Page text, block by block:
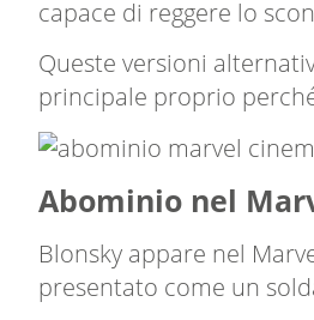
capace di reggere lo
Queste versioni
principale proprio
Abominio nel
Blonsky appare nel
presentato come un